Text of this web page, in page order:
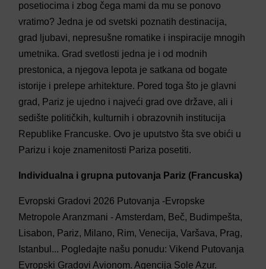
posetiocima i zbog čega mami da mu se ponovo
vratimo? Jedna je od svetski poznatih destinacija,
grad ljubavi, nepresušne romatike i inspiracije mnogih
umetnika. Grad svetlosti jedna je i od modnih
prestonica, a njegova lepota je satkana od bogate
istorije i prelepe arhitekture. Pored toga što je glavni
grad, Pariz je ujedno i najveći grad ove države, ali i
sedište političkih, kulturnih i obrazovnih institucija
Republike Francuske. Ovo je uputstvo šta sve obići u
Parizu i koje znamenitosti Pariza posetiti.
Individualna i grupna putovanja Pariz (Francuska)
Evropski Gradovi 2026 Putovanja -Evropske
Metropole Aranzmani - Amsterdam, Beč, Budimpešta,
Lisabon, Pariz, Milano, Rim, Venecija, Varšava, Prag,
Istanbul... Pogledajte našu ponudu: Vikend Putovanja
Evropski Gradovi Avionom. Agencija Sole Azur.